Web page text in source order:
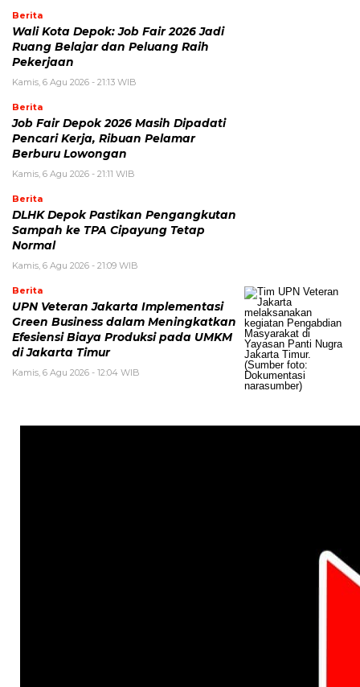
Berita
Wali Kota Depok: Job Fair 2026 Jadi
Ruang Belajar dan Peluang Raih
Pekerjaan
Kamis, 6 Agu 2026 - 21:13 WIB
Berita
Job Fair Depok 2026 Masih Dipadati
Pencari Kerja, Ribuan Pelamar
Berburu Lowongan
Kamis, 6 Agu 2026 - 21:11 WIB
Berita
DLHK Depok Pastikan Pengangkutan
Sampah ke TPA Cipayung Tetap
Normal
Kamis, 6 Agu 2026 - 21:09 WIB
Berita
UPN Veteran Jakarta Implementasi
Green Business dalam Meningkatkan
Efesiensi Biaya Produksi pada UMKM
di Jakarta Timur
Kamis, 6 Agu 2026 - 12:04 WIB